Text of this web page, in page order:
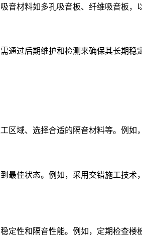
音材料如多孔吸音板、纤维吸音板
通过后期维护和检测来确保其长期
区域、选择合适的隔音材料等。例
最佳状态。例如，采用交错施工技
定性和隔音性能。例如，定期检查楼